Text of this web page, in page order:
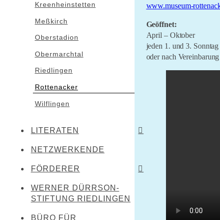
Kreenheinstetten
Meßkirch
Oberstadion
Obermarchtal
Riedlingen
Rottenacker
Wilflingen
LITERATEN
Werner Dürrson
Martin Heidegger
Franz Carl Hiemer
Ernst Jünger
Christoph von Schmid
NETZWERKENDE
FÖRDERER
Literaturland Baden-
Württemberg
Förderverein Schwäbischer
WERNER DÜRRSON-
STIFTUNG RIEDLINGEN
BÜRO FÜR
www.museum-
Geöffnet:
April – Oktober
jeden 1. und 3.
oder nach Vereinbarung